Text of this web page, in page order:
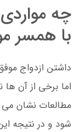
چه
با همسر
داشتن ازدواج
اما برخی از آن ها
مطالعات نشان می
شود و در نتیجه